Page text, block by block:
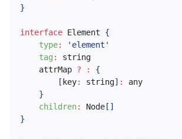
}
interface Element
{
type:
'element'
tag :
string
	attrMap
? :
{
[ key: string] :
any
}
children: Node [ ]
}